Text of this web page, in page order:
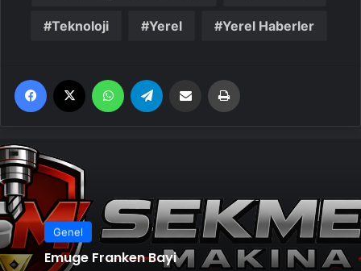
Teknoloji Yerel Yerel Haberler
Facebook WhatsApp Email'den paylaş
Genel
Emuge Franken Bayi